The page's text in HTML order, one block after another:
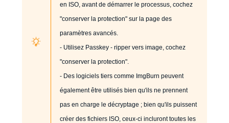
en ISO, avant de démarrer le processus, cochez
"conserver la protection" sur la page des
paramètres avancés.
- Utilisez Passkey - ripper vers image, cochez
"conserver la protection".
- Des logiciels tiers comme ImgBurn peuvent
également être utilisés bien qu'ils ne prennent
pas en charge le décryptage ; bien qu'ils puissent
créer des fichiers ISO, ceux-ci incluront toutes les